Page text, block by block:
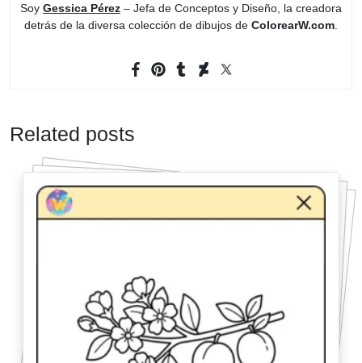
Soy Gessica Pérez – Jefa de Conceptos y Diseño, la creadora
detrás de la diversa colección de dibujos de ColorearW.com
Related posts